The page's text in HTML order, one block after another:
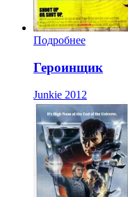
Подробнее
Героинщик
Junkie 2012